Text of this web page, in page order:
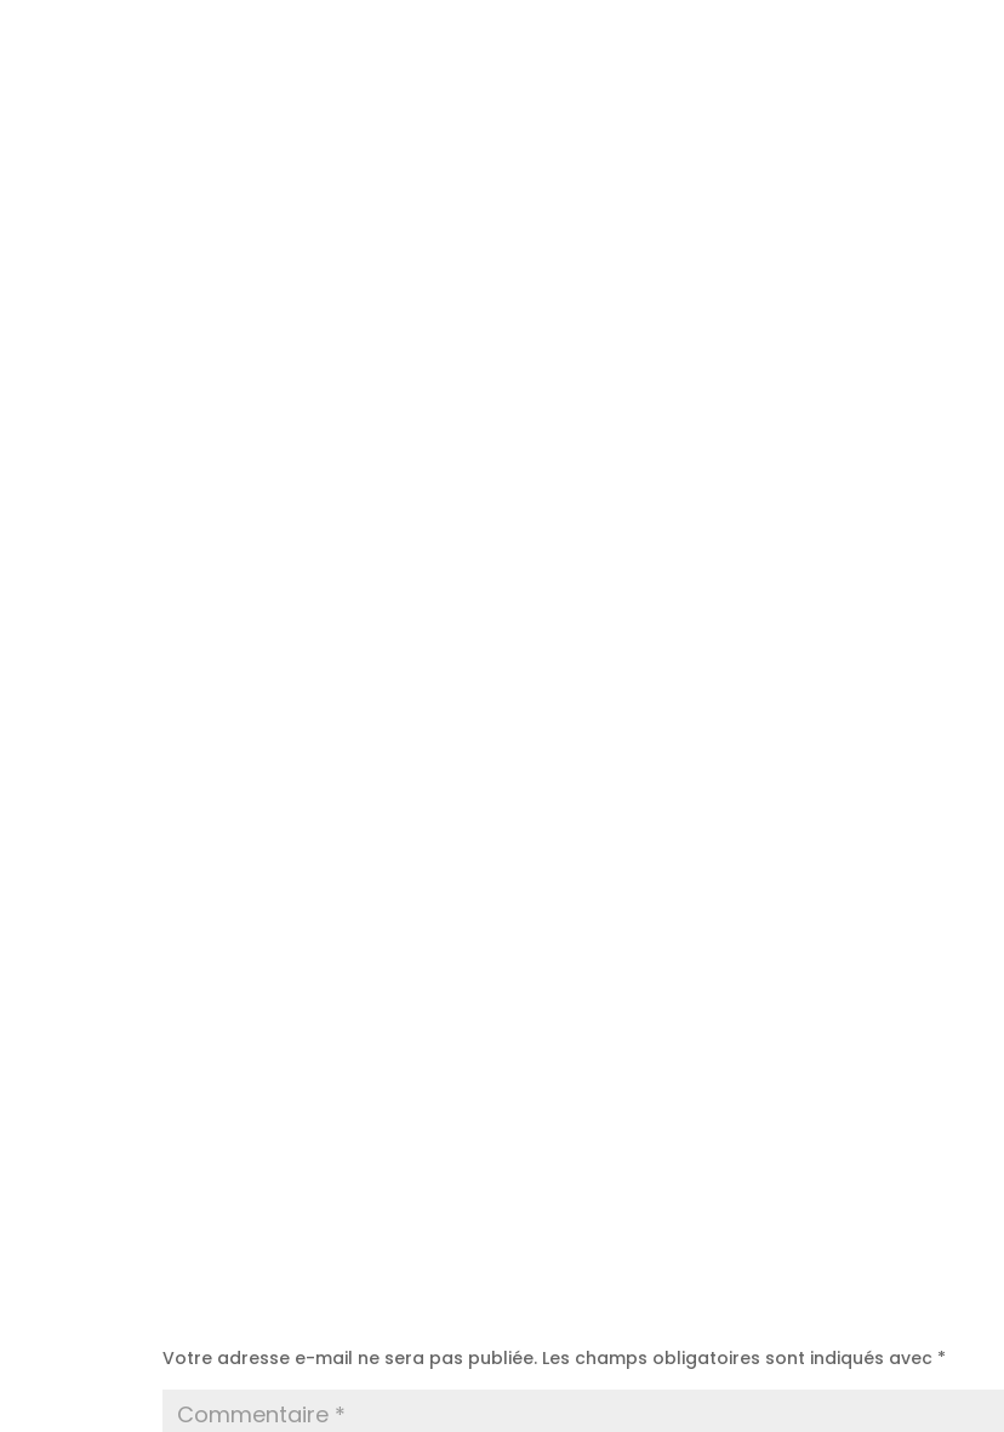
Votre adresse e-mail ne sera pas publiée. Les champs obligatoires sont indiqués avec *